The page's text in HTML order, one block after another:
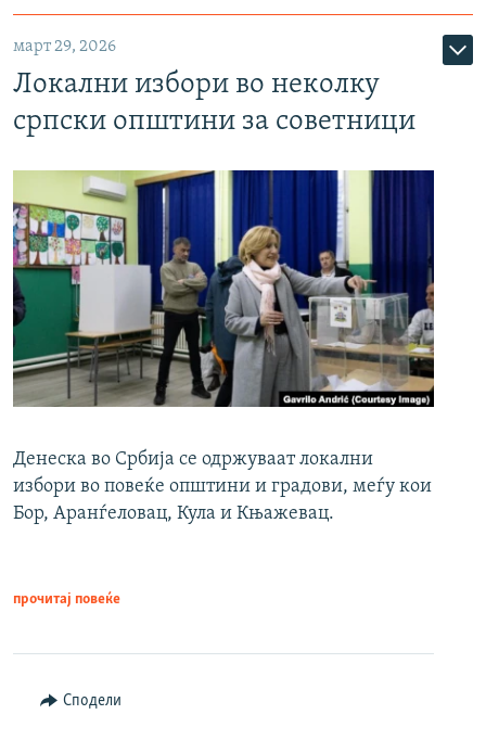
март 29, 2026
Локални избори во неколку
српски општини за советници
Денеска во Србија се одржуваат локални
избори во повеќе општини и градови, меѓу кои
Бор, Аранѓеловац, Кула и Књажевац.
прочитај повеќе
Сподели